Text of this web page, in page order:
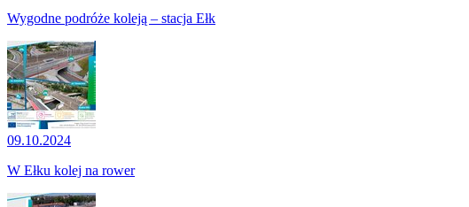
Wygodne podróże koleją – stacja Ełk
09.10.2024
W Ełku kolej na rower